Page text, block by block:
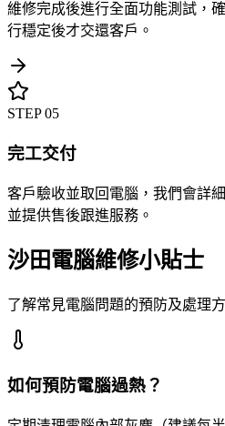
維修完成後進行全面功能測試，
行穩定後才交還客戶。
STEP05
完工交付
客戶驗收並取回電腦，我們會詳
並提供售後跟進服務。
沙田電腦維修小貼士
了解常見電腦問題的預防及處理
如何預防電腦過熱？